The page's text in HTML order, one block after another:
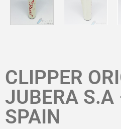
CLIPPER
JUBERA
SPAIN